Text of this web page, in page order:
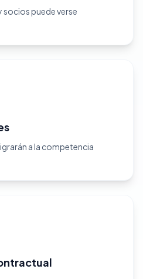
socios puede verse
a la competencia